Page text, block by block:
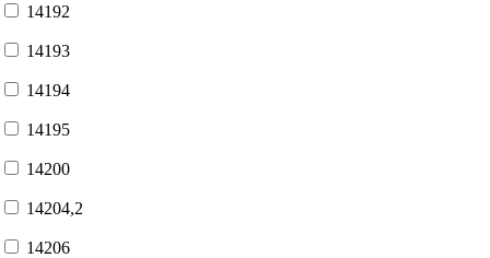
14192
14193
14194
14195
14200
14204,2
14206